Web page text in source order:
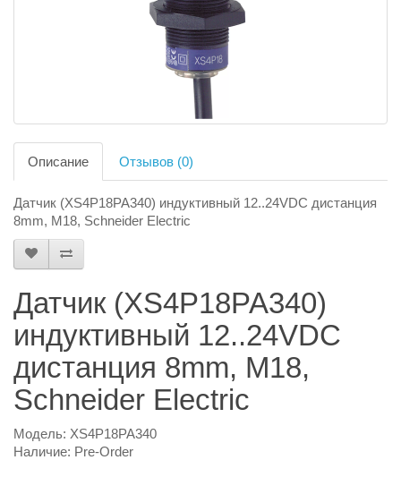
Описание Отзывов (0)
Датчик (XS4P18PA340) индуктивный 12..24VDC дистанция
8mm, M18, Schneider Electric
Датчик (XS4P18PA340)
индуктивный 12..24VDC
дистанция 8mm, M18,
Schneider Electric
Модель: XS4P18PA340
Наличие: Pre-Order